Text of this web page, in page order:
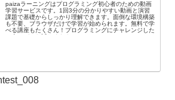
paizaラーニングはプログラミング初心者のための動画
学習サービスです。1回3分の分かりやすい動画と演習
課題で基礎からしっかり理解できます。面倒な環境構築
も不要、ブラウザだけで学習が始められます。無料で学
べる講座もたくさん！プログラミングにチャレンジした
い人はぜひお試しください。